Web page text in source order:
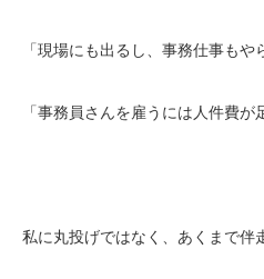
「現場にも出るし、事務仕事もや
「事務員さんを雇うには人件費が
私に丸投げではなく、あくまで伴